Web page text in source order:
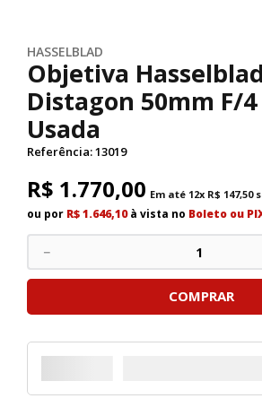
HASSELBLAD
Objetiva Hasselblad
Distagon 50mm F/
Usada
Referência:13019
R$ 1.770,00 Em até 12x R$ 147,50
ou por R$ 1.646,10à vista no Boleto ou
－
COMPRAR